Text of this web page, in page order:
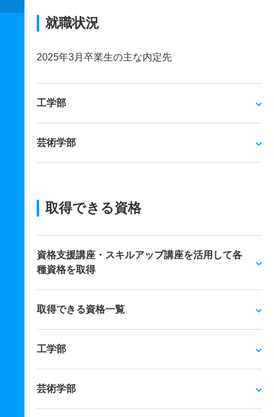
就職状況
2025年3月卒業生の主な内定先
工学部
芸術学部
取得できる資格
資格支援講座・スキルアップ講座を活用して各
種資格を取得
取得できる資格一覧
工学部
芸術学部